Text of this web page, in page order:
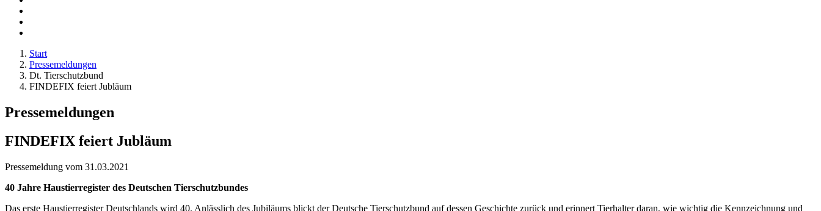
Start
Pressemeldungen
Dt. Tierschutzbund
FINDEFIX feiert Jubläum
Pressemeldungen
FINDEFIX feiert Jubläum
Pressemeldung vom 31.03.2021
40 Jahre Haustierregister des Deutschen Tierschutzbundes
Das erste Haustierregister Deutschlands wird 40. Anlässlich des Jubiläums blickt der Deutsche Tierschutzbund auf dessen Geschichte zurück und erinnert Tierhalter daran, wie wichtig die Kennzeichnung und